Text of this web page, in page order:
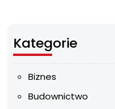
Kategorie
Biznes
Budownictwo